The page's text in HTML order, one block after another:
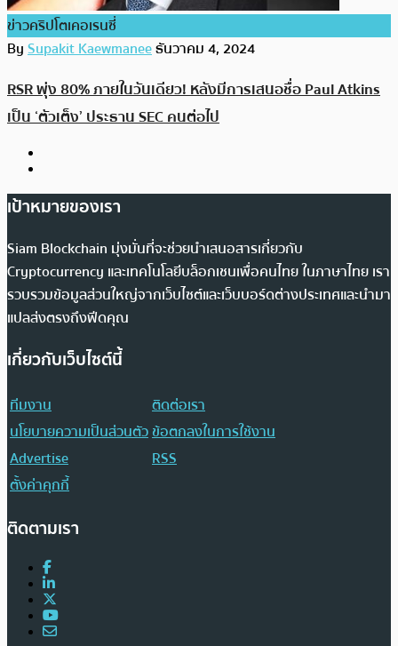
ข่าวคริปโตเคอเรนซี่
BySupakit Kaewmaneeธันวาคม 4, 2024
RSR พุ่ง 80% ภายในวันเดียว! หลังมีการเสนอชื่อ Paul Atkins
เป็น ‘ตัวเต็ง’ ประธาน SEC คนต่อไป
เป้าหมายของเรา
Siam Blockchain มุ่งมั่นที่จะช่วยนำเสนอสารเกี่ยวกับ
Cryptocurrency และเทคโนโลยีบล็อกเชนเพื่อคนไทย ในภาษาไทย เรา
รวบรวมข้อมูลส่วนใหญ่จากเว็บไซต์และเว็บบอร์ดต่างประเทศและนำมา
แปลส่งตรงถึงฟีดคุณ
เกี่ยวกับเว็บไซต์นี้
ทีมงาน
ติดต่อเรา
นโยบายความเป็นส่วนตัวข้อตกลงในการใช้งาน
Advertise
RSS
ตั้งค่าคุกกี้
ติดตามเรา